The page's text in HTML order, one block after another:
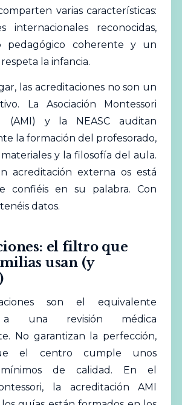
varias características:
internacionales reconocidas,
pedagógico coherente y un
la infancia.
las acreditaciones no son un
La Asociación Montessori
(AMI) y la NEASC auditan
la formación del profesorado,
y la filosofía del aula.
acreditación externa os está
confiéis en su palabra. Con
datos.
el filtro que
usan (y
son el equivalente
a una revisión médica
No garantizan la perfección,
el centro cumple unos
mínimos de calidad. En el
la acreditación AMI